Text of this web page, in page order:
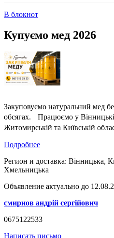
В блокнот
Купуємо мед 2026
Закуповуємо натуральний мед
обсягах. Працюємо у
Житомирській та Київській
Подробнее
Регион и доставка: Вінницька,
Хмельницька
Объявление актуально до
смирнов андрій сергійович
0675122533
Написать письмо